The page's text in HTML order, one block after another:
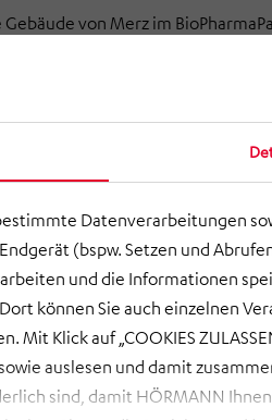
Datenverarbeitungen
(bspw. Setzen und
und die Informationen
können Sie auch einzelnen
Mit Klick auf „COOKIES
auslesen und damit
sind, damit HÖRMANN
Gebäude von Merz im
der steigenden Nachfrage nach
Ästhetikprodukten spielt“,
Officer von Merz.
Einweihung war auch der
Haseloff, zu Gast.
BauPlan begleitete diese